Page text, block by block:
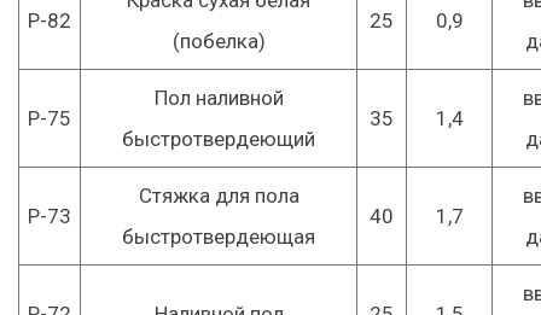
Р-82
(побелка)
25 0,9
Р-75
Пол наливной
быстротвердеющий
35 1,4
Р-73
Стяжка для пола
быстротвердеющая
40 1,7